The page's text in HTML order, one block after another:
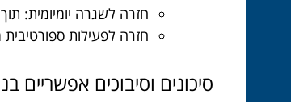
חזרה לשגרה יומיומית: תוך 4–6 שבועות.
חזרה לפעילות ספורטיבית מלאה:
סיכונים וסיבוכים אפשריים